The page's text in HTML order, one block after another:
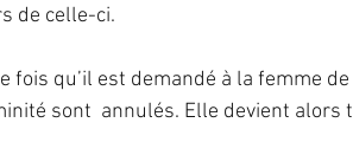
de celle-ci.
fois qu’il est demandé à la femme
sont  annulés. Elle devient alors